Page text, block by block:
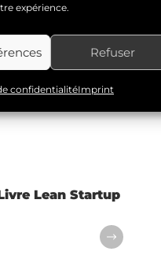
expérience.
Refuser
confidentialitéImprint
Lean Startup